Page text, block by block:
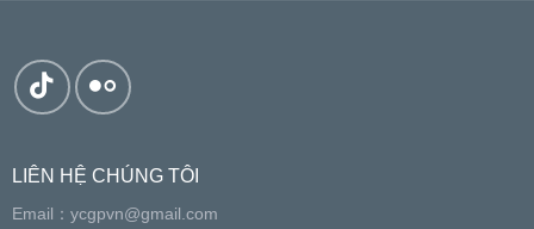
LIÊN HỆ CHÚNG TÔI
Email： ycgpvn@gmail.com